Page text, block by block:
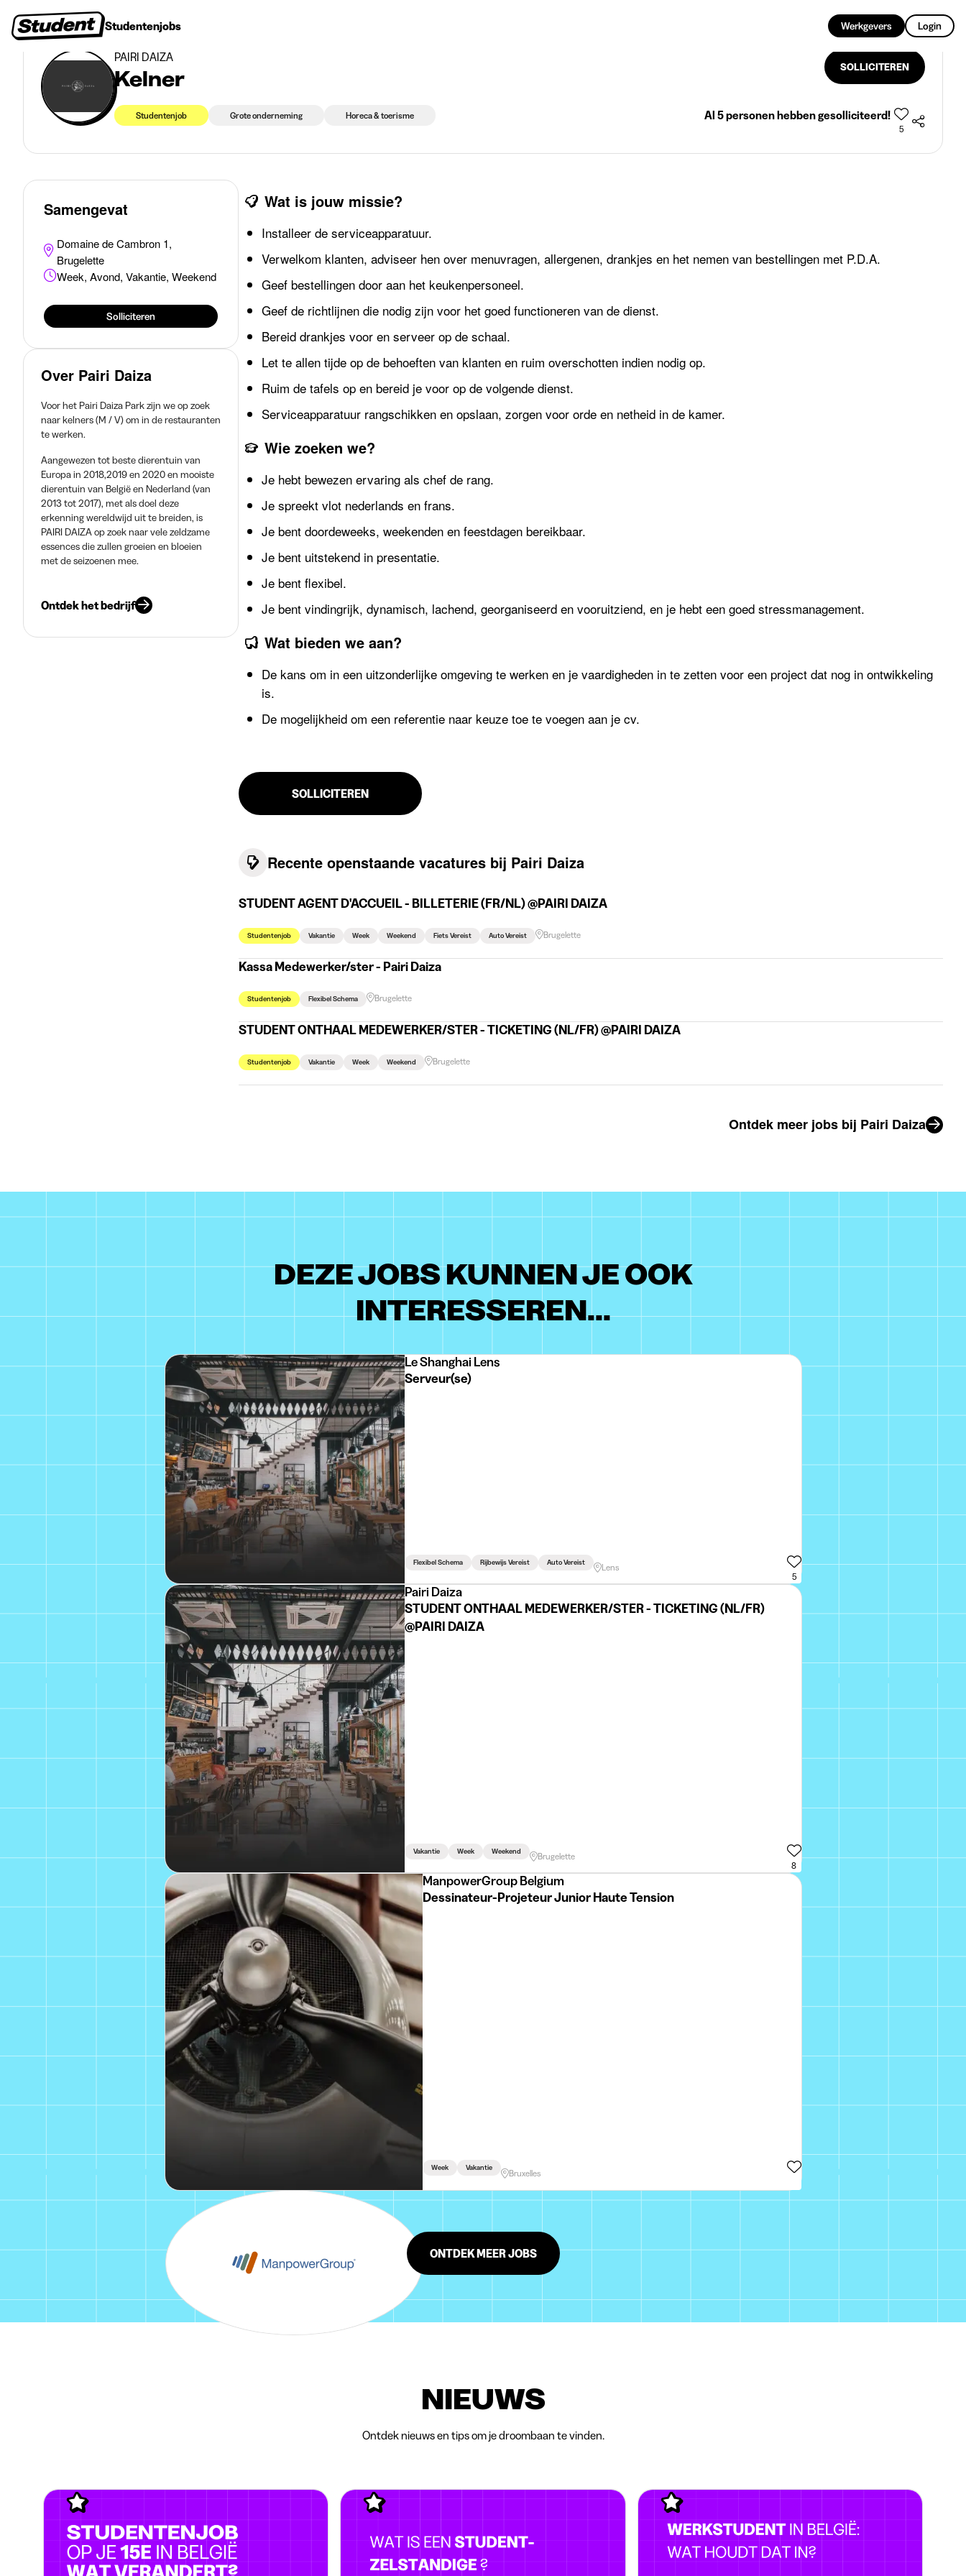
Studentenjobs Werkgevers Login
Studentenjobs>Brugelette
PAIRI DAIZA
Kelner
Studentenjob Grote onderneming Horeca & toerisme
SOLLICITEREN
Al 5 personen hebben gesolliciteerd!
5
Samengevat
Domaine de Cambron 1,
Brugelette
Week, Avond, Vakantie, Weekend
Solliciteren
Over Pairi Daiza
Voor het Pairi Daiza Park zijn we op zoek
naar kelners (M / V) om in de restauranten
te werken.
Aangewezen tot beste dierentuin van
Europa in 2018,2019 en 2020 en mooiste
dierentuin van België en Nederland (van
2013 tot 2017), met als doel deze
erkenning wereldwijd uit te breiden, is
PAIRI DAIZA op zoek naar vele zeldzame
essences die zullen groeien en bloeien
met de seizoenen mee.
Ontdek het bedrijf
Wat is jouw missie?
Installeer de serviceapparatuur.
Verwelkom klanten, adviseer hen over menuvragen, allergenen, drankjes en het nemen van bestellingen met P.D.A.
Geef bestellingen door aan het keukenpersoneel.
Geef de richtlijnen die nodig zijn voor het goed functioneren van de dienst.
Bereid drankjes voor en serveer op de schaal.
Let te allen tijde op de behoeften van klanten en ruim overschotten indien nodig op.
Ruim de tafels op en bereid je voor op de volgende dienst.
Serviceapparatuur rangschikken en opslaan, zorgen voor orde en netheid in de kamer.
Wie zoeken we?
Je hebt bewezen ervaring als chef de rang.
Je spreekt vlot nederlands en frans.
Je bent doordeweeks, weekenden en feestdagen bereikbaar.
Je bent uitstekend in presentatie.
Je bent flexibel.
Je bent vindingrijk, dynamisch, lachend, georganiseerd en vooruitziend, en je hebt een goed stressmanagement.
Wat bieden we aan?
De kans om in een uitzonderlijke omgeving te werken en je vaardigheden in te zetten voor een project dat nog in ontwikkeling
is.
De mogelijkheid om een ​​referentie naar keuze toe te voegen aan je cv.
SOLLICITEREN
Recente openstaande vacatures bij Pairi Daiza
STUDENT AGENT D'ACCUEIL - BILLETERIE (FR/NL) @PAIRI DAIZA
Studentenjob Vakantie Week Weekend Fiets Vereist Auto Vereist Brugelette
Kassa Medewerker/ster - Pairi Daiza
Studentenjob Flexibel Schema Brugelette
STUDENT ONTHAAL MEDEWERKER/STER - TICKETING (NL/FR) @PAIRI DAIZA
Studentenjob Vakantie Week Weekend Brugelette
Ontdek meer jobs bij Pairi Daiza
DEZE JOBS KUNNEN JE OOK
INTERESSEREN...
Le Shanghai Lens
Serveur(se)
Flexibel Schema Rijbewijs Vereist Auto Vereist
Lens
5
Pairi Daiza
STUDENT ONTHAAL MEDEWERKER/STER - TICKETING (NL/FR)
@PAIRI DAIZA
Vakantie Week Weekend
Brugelette
8
ManpowerGroup Belgium
Dessinateur-Projeteur Junior Haute Tension
Week Vakantie
Bruxelles
ONTDEK MEER JOBS
NIEUWS
Ontdek nieuws en tips om je droombaan te vinden.